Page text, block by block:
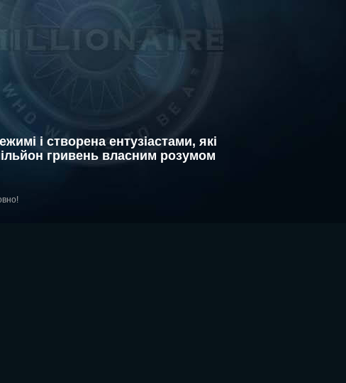
і створена ентузіастами, які
гривень власним розумом